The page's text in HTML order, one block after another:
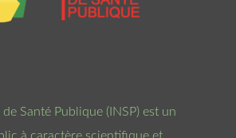
de Santé Publique (INSP) est un